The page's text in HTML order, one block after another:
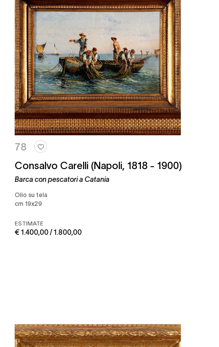
78
Consalvo Carelli (Napoli, 1818 - 1900)
Barca con pescatori a Catania
olio su tela
cm 19x29
ESTIMATE
€ 1.400,00 / 1.800,00